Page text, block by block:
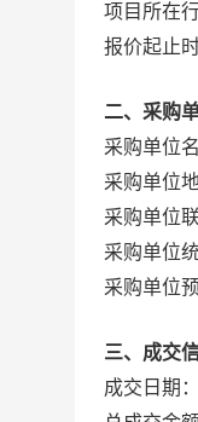
项目所在
报价起止时
二、采购
采购单位名
采购单位地
采购单位
采购单位
采购单位
三、成交
成交日期：